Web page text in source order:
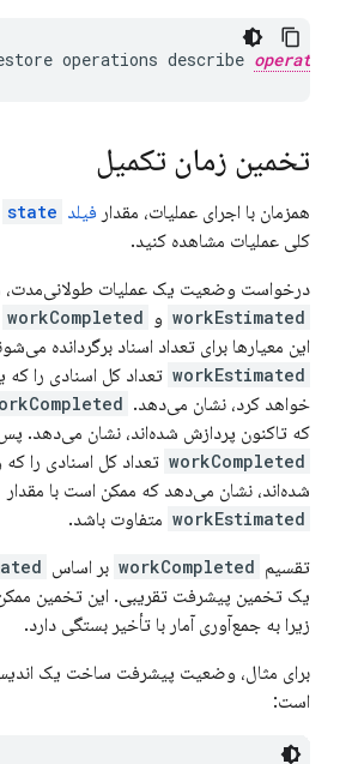
operations describe operation-
تخمین زمان تکمیل
همزمان با اجرای عملیات، مقدار فیلد state
کلی عملیات مشاهده کنید.
درخواست وضعیت یک عملیات طولانی‌مدت،
workEstimated و workCompleted
این معیارها برای تعداد اسناد برگردانده
workEstimated تعداد کل اسنادی را
خواهد کرد، نشان می‌دهد.
که تاکنون پردازش شده‌اند، نشان می‌دهد. پس
workCompleted تعداد کل اسنادی را که
شده‌اند، نشان می‌دهد که ممکن است با مقدار
workEstimated متفاوت باشد.
تقسیم workCompleted بر اساس
یک تخمین پیشرفت تقریبی. این تخمین
زیرا به جمع‌آوری آمار با تأخیر بستگی دارد.
برای مثال، وضعیت پیشرفت ساخت یک
است: